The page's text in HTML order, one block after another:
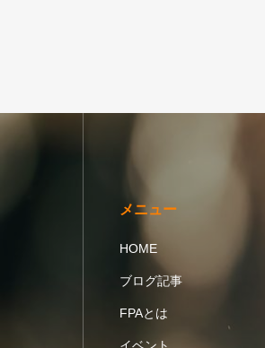
メニュー
HOME
ブログ記事
FPAとは